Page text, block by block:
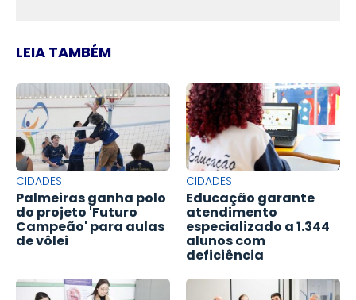
LEIA TAMBÉM
CIDADES
Palmeiras ganha polo
do projeto 'Futuro
Campeão' para aulas
de vôlei
CIDADES
Educação garante
atendimento
especializado a 1.344
alunos com
deficiência